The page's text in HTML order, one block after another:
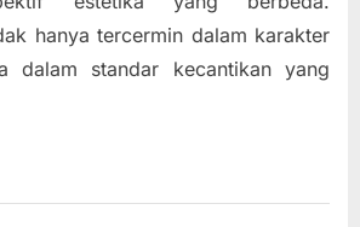
hanya tercermin dalam karakter
dalam standar kecantikan yang